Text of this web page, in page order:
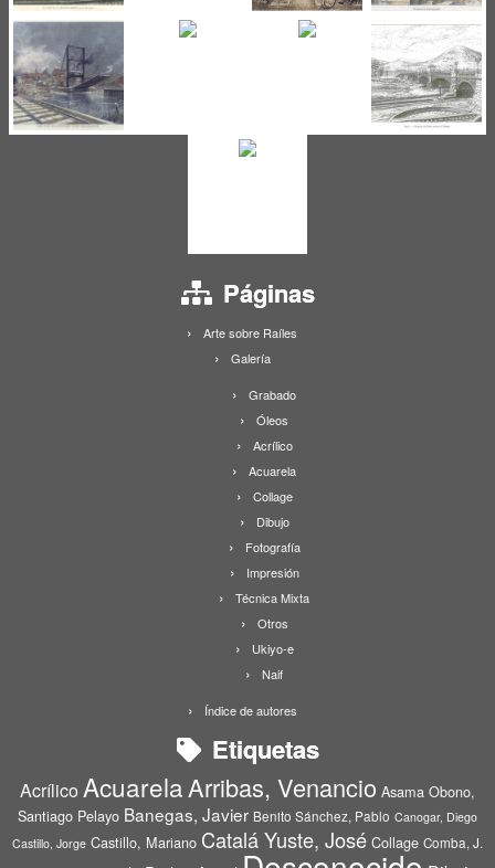
Páginas
Arte sobre Raíles
Galería
Grabado
Óleos
Acrílico
Acuarela
Collage
Dibujo
Fotografía
Impresión
Técnica Mixta
Otros
Ukiyo-e
Naif
Índice de autores
Etiquetas
Acrílico AcuarelaArribas, Venancio Asama Obono,
Santiago Pelayo Banegas, Javier Benito Sánchez, Pablo Canogar, Diego
Castillo, Jorge Castillo, Mariano Catalá Yuste, José Collage Comba, J.